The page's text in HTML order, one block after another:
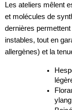
Les ateliers mêlent
et molécules de
dernières
instables, tout en
allergènes) et la